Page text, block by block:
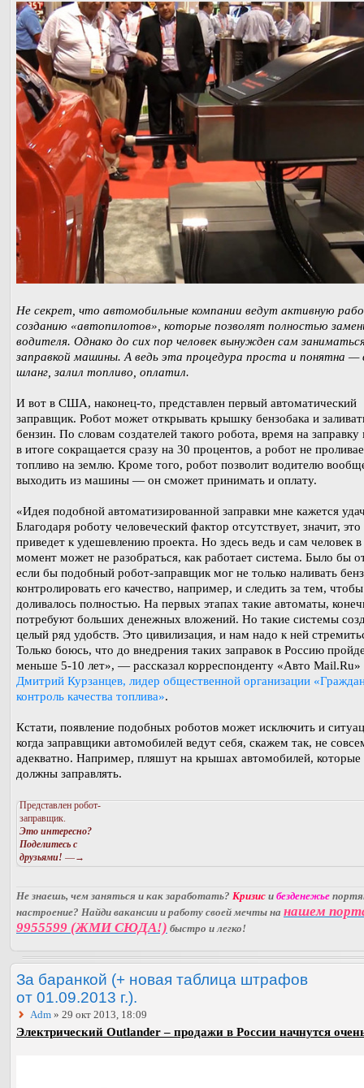
Не секрет, что автомобильные компании ведут активную
созданию «автопилотов», которые позволят полностью
водителя. Однако до сих пор человек вынужден сам
заправкой машины. А ведь эта процедура проста и понятна —
шланг, залил топливо, оплатил.
И вот в США, наконец-то, представлен первый автоматический
заправщик. Робот может открывать крышку бензобака и
бензин. По словам создателей такого робота, время на
в итоге сокращается сразу на 30 процентов, а робот не
топливо на землю. Кроме того, робот позволит водителю
выходить из машины — он сможет принимать и оплату.
«Идея подобной автоматизированной заправки мне кажется
Благодаря роботу человеческий фактор отсутствует, значит, это
приведет к удешевлению проекта. Но здесь ведь и сам человек в
момент может не разобраться, как работает система. Было бы
если бы подобный робот-заправщик мог не только наливать
контролировать его качество, например, и следить за тем,
доливалось полностью. На первых этапах такие автоматы,
потребуют больших денежных вложений. Но такие системы
целый ряд удобств. Это цивилизация, и нам надо к ней
Только боюсь, что до внедрения таких заправок в Россию
меньше 5-10 лет», — рассказал корреспонденту «Авто Mail.Ru»
Дмитрий Курзанцев, лидер общественной организации
контроль качества топлива».
Кстати, появление подобных роботов может исключить и
когда заправщики автомобилей ведут себя, скажем так, не
адекватно. Например, пляшут на крышах автомобилей, которые
должны заправлять.
Представлен робот-
заправщик.
Это интересно?
Поделитесь с
друзьями! —→
Не знаешь, чем заняться и как заработать? Кризис и безденежье
настроение? Найди вакансии и работу своей мечты на нашем
9955599 (ЖМИ СЮДА!) быстро и легко!
За баранкой (+ новая таблица штрафов
от 01.09.2013 г.).
Adm » 29 окт 2013, 18:09
Электрический Outlander – продажи в России начнутся